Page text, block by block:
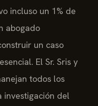
incluso un 1% de
abogado
un caso
El Sr. Sris y
todos los
investigación del